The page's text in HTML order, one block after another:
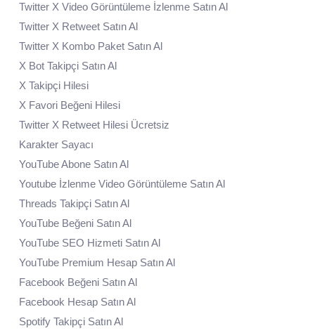
Twitter X Video Görüntüleme İzlenme Satın Al
Twitter X Retweet Satın Al
Twitter X Kombo Paket Satın Al
X Bot Takipçi Satın Al
X Takipçi Hilesi
X Favori Beğeni Hilesi
Twitter X Retweet Hilesi Ücretsiz
Karakter Sayacı
YouTube Abone Satın Al
Youtube İzlenme Video Görüntüleme Satın Al
Threads Takipçi Satın Al
YouTube Beğeni Satın Al
YouTube SEO Hizmeti Satın Al
YouTube Premium Hesap Satın Al
Facebook Beğeni Satın Al
Facebook Hesap Satın Al
Spotify Takipçi Satın Al